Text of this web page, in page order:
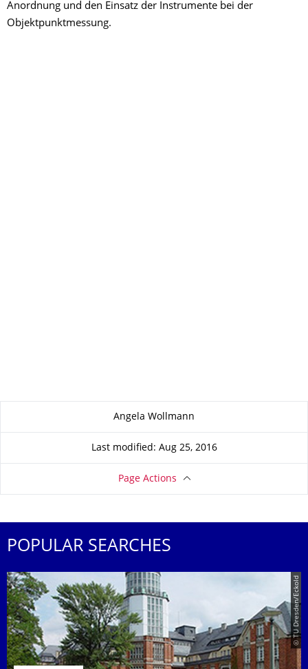
Anordnung und den Einsatz der Instrumente bei der
Objektpunktmessung.
About this pageAngela Wollmann
Last modified: Aug 25, 2016
Page Actions
POPULAR SEARCHES
© TU Dresden/Eckold